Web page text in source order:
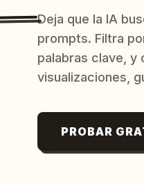
Deja que la IA
prompts. Filtra
palabras clave, y
visualizaciones,
PROBAR